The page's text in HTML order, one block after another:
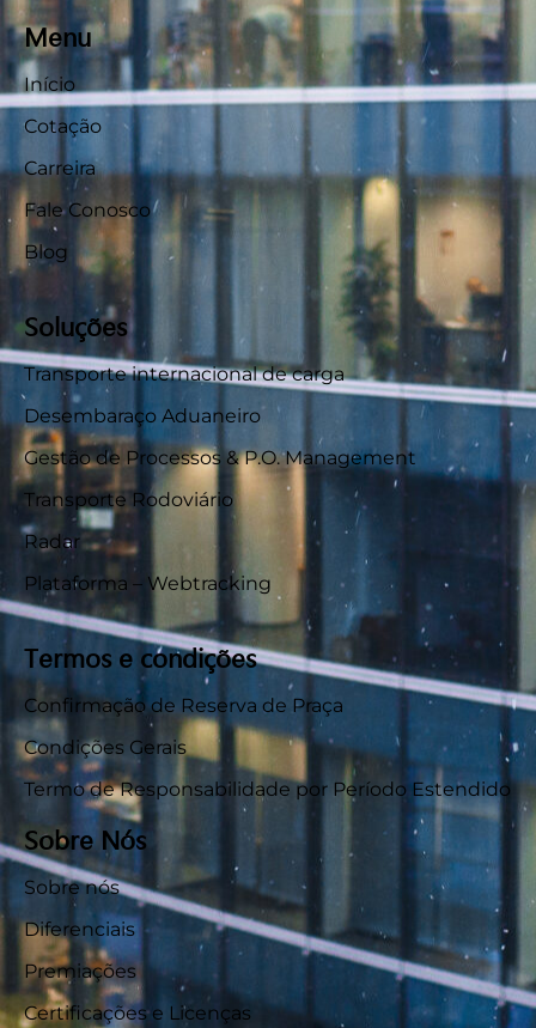
Menu
Início
Cotação
Carreira
Fale Conosco
Blog
Soluções
Transporte internacional de carga
Desembaraço Aduaneiro
Gestão de Processos & P.O. Management
Transporte Rodoviário
Radar
Plataforma – Webtracking
Termos e condições
Confirmação de Reserva de Praça
Condições Gerais
Termo de Responsabilidade por Período Estendido
Sobre Nós
Sobre nós
Diferenciais
Premiações
Certificações e Licenças